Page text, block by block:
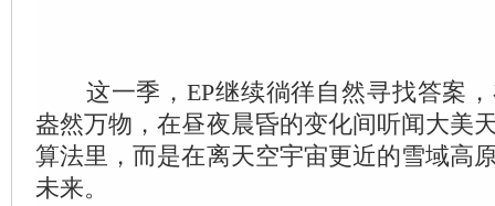
这一季，EP继续徜徉自然寻找答案，
盎然万物，在昼夜晨昏的变化间听闻大美
算法里，而是在离天空宇宙更近的雪域高
未来。